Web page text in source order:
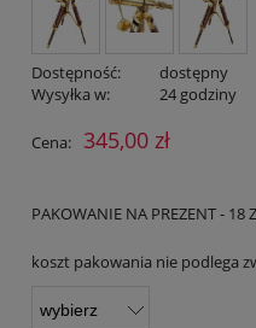
Dostępność:
dostępny
Wysyłka w:
24 godziny
Cena: 345,00 zł
PAKOWANIE NA PREZENT -
koszt pakowania nie podlega